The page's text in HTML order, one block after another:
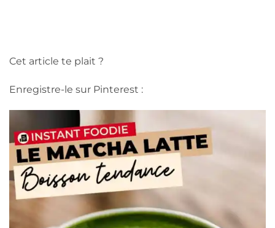
Cet article te plait ?
Enregistre-le sur Pinterest :